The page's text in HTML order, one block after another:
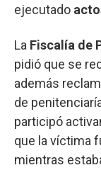
ejecutado
La Fiscalía de
pidió que se
además
de
participó
que la víctima
mientras